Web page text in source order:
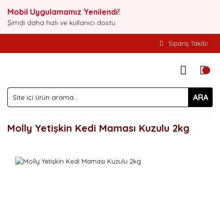
Mobil Uygulamamız Yenilendi!
Şimdi daha hızlı ve kullanıcı dostu
Sipariş Takibi
ARA
Molly Yetişkin Kedi Maması Kuzulu 2kg